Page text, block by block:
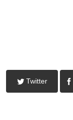
Twitter